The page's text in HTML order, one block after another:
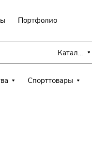
Портфолио
Каталог
Спорттовары